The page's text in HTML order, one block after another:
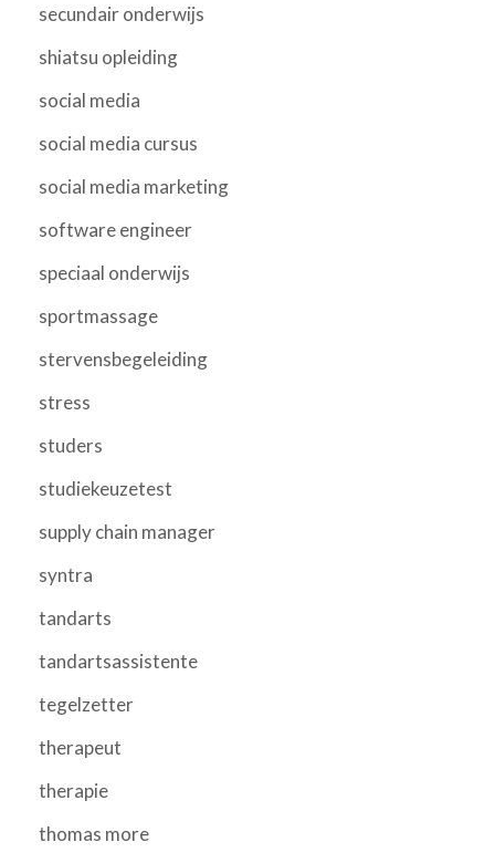
secundair onderwijs
shiatsu opleiding
social media
social media cursus
social media marketing
software engineer
speciaal onderwijs
sportmassage
stervensbegeleiding
stress
studers
studiekeuzetest
supply chain manager
syntra
tandarts
tandartsassistente
tegelzetter
therapeut
therapie
thomas more